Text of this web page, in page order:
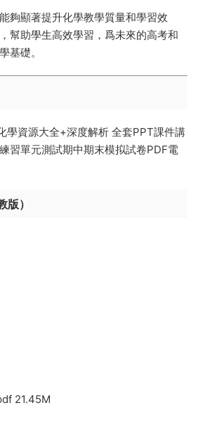
夠顯著提升化學教學質量和學習效
幫助學生高效學習，爲未來的高考和
基礎。
資源大全+深度解析 全套PPT課件講
習單元測試期中期末模拟試卷PDF電
）
21.45M